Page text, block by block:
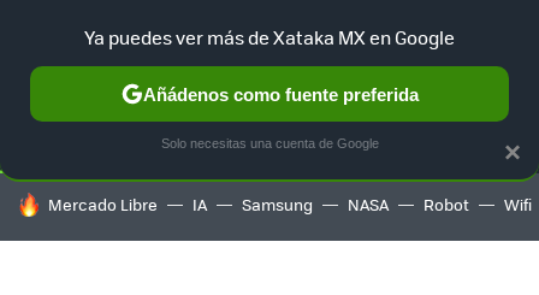
SELECCIÓN GAMING HOME AUTO TERRITORIO
HOY SE HABLA DE
Mercado Libre IA Samsung NASA Robot Wifi
×
Ya puedes ver más de Xataka MX en Google
Añádenos como fuente preferida
Solo necesitas una cuenta de Google